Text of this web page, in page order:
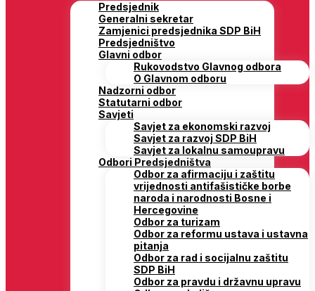
Predsjednik
Generalni sekretar
Zamjenici predsjednika SDP BiH
Predsjedništvo
Glavni odbor
Rukovodstvo Glavnog odbora
O Glavnom odboru
Nadzorni odbor
Statutarni odbor
Savjeti
Savjet za ekonomski razvoj
Savjet za razvoj SDP BiH
Savjet za lokalnu samoupravu
Odbori Predsjedništva
Odbor za afirmaciju i zaštitu
vrijednosti antifašističke borbe
naroda i narodnosti Bosne i
Hercegovine
Odbor za turizam
Odbor za reformu ustava i ustavna
pitanja
Odbor za rad i socijalnu zaštitu
SDP BiH
Odbor za pravdu i državnu upravu